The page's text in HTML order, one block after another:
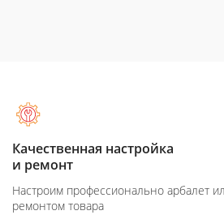
Качественная настройка
и ремонт
Настроим профессионально арбалет
ремонтом товара